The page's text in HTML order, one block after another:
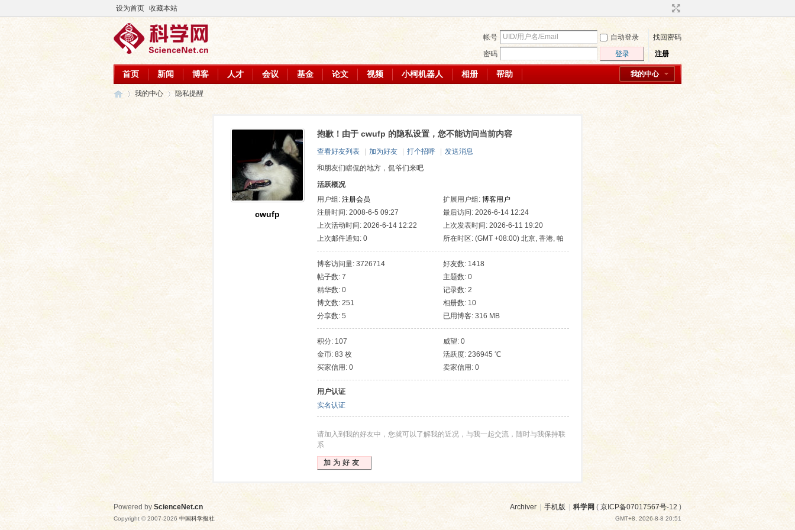
设为首页 收藏本站
帐号 自动登录
找回密码
密码
登录 注册
我的中心
首页 新闻 博客 人才 会议 基金 论文 视频 小柯机器人 相册 帮助
学
›
我的中心 隐私提醒
cwufp
抱歉！由于 cwufp 的隐私设置，您不能访问当前内容
查看好友列表 加为好友 打个招呼
发送消息
和朋友们瞎侃的地方，侃爷们来吧
活跃概况
用户组: 注册会员 扩展用户组: 博客用户
注册时间: 2008-6-5 09:27
最后访问: 2026-6-14 12:24
上次活动时间: 2026-6-14 12:22
上次发表时间: 2026-6-11 19:20
上次邮件通知: 0
所在时区: (GMT +08:00) 北京, 香港, 帕
斯, 新加坡, 台北
博客访问量: 3726714
好友数: 1418
帖子数: 7
主题数: 0
精华数: 0
记录数: 2
博文数: 251
相册数: 10
分享数: 5
已用博客: 316 MB
积分: 107
威望: 0
金币: 83 枚
活跃度: 236945 ℃
买家信用: 0
卖家信用: 0
用户认证
实名认证
请加入到我的好友中，您就可以了解我的近况，与我一起交流，随时与我保持联
系
加为好友
Archiver 手机版 科学网 ( 京ICP备07017567号-12 )
GMT+8, 2026-8-8 20:51
Powered by ScienceNet.cn
Copyright © 2007-2026 中国科学报社